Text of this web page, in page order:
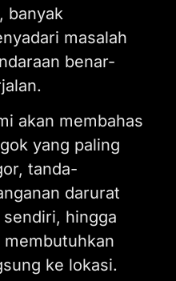
banyak
masalah
benar-
akan membahas
yang paling
tanda-
darurat
hingga
ke lokasi.